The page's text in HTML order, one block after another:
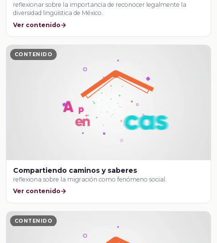
reflexionar sobre la importancia de reconocer legalmente la
diversidad lingüística de México.
Ver contenido
CONTENIDO
Compartiendo caminos y saberes
reflexiona sobre la migración como fenómeno social.
Ver contenido
CONTENIDO